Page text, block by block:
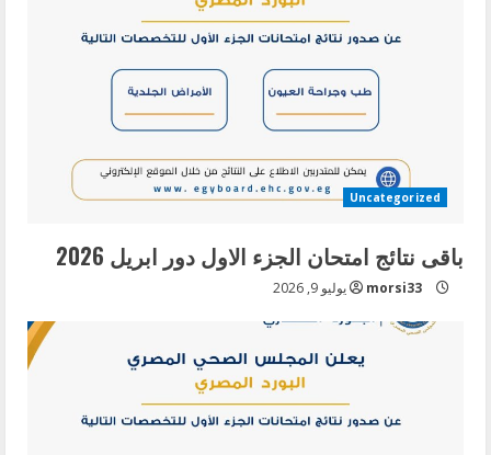
Uncategorized
باقى نتائج امتحان الجزء الاول دور ابريل 2026
morsi33 يوليو 9, 2026